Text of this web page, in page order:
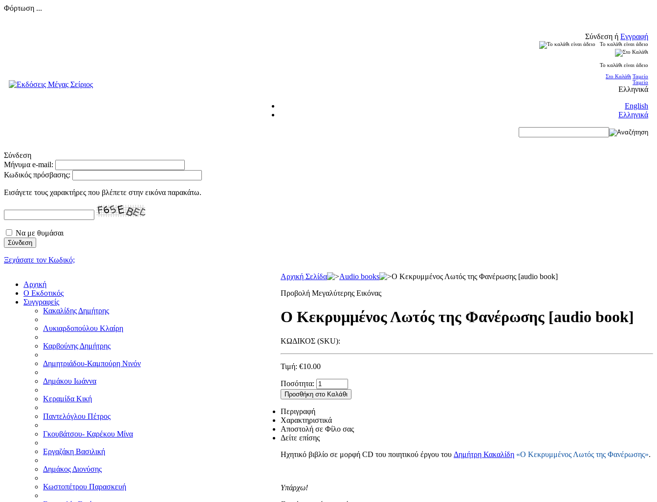
Φόρτωση ...
Σύνδεση ή Εγγραφή
Το καλάθι είναι άδειο
Το καλάθι είναι άδειο
Στο Καλάθι Ταμείο
Ταμείο
Ελληνικά
English
Ελληνικά
Σύνδεση
Μήνυμα e-mail:
Κωδικός πρόσβασης:
Εισάγετε τους χαρακτήρες που βλέπετε στην εικόνα παρακάτω.
Να με θυμάσαι
Ξεχάσατε τον Κωδικό;
Αρχική
Ο Εκδοτικός
Συγγραφείς
Κακαλίδης Δημήτρης
Λυκιαρδοπούλου Κλαίρη
Καρβούνης Δημήτρης
Δημητριάδου-Καμπούρη Νινόν
Δημάκου Ιωάννα
Κεραμίδα Κική
Παντελόγλου Πέτρος
Γκουβάτσου- Καρέκου Μίνα
Εργαζάκη Βασιλική
Δημάκος Διονύσης
Κωστοπέτρου Παρασκευή
Αρχική Σελίδα Audio books
Ο Κεκρυμμένος Λωτός της Φανέρωσης [audio book]
Προβολή Μεγαλύτερης Εικόνας
Ο Κεκρυμμένος Λωτός της Φανέρωσης [audio book]
ΚΩΔΙΚΟΣ (SKU):
Τιμή: €10.00
Ποσότητα:
Περιγραφή
Χαρακτηριστικά
Αποστολή σε Φίλο σας
Δείτε επίσης
Ηχητικό βιβλίο σε μορφή CD του ποιητικού έργου του Δημήτρη Κακαλίδη «Ο Κεκρυμμένος Λωτός της Φανέρωσης».
Υπάρχω!